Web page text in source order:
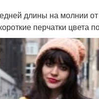
длины на молнии
перчатки цвета